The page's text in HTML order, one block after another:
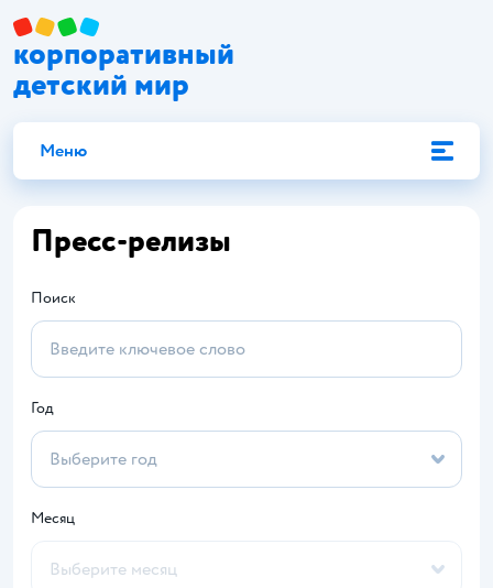
корпоративный
детский мир
Меню
Пресс-релизы
Поиск
Год
Месяц